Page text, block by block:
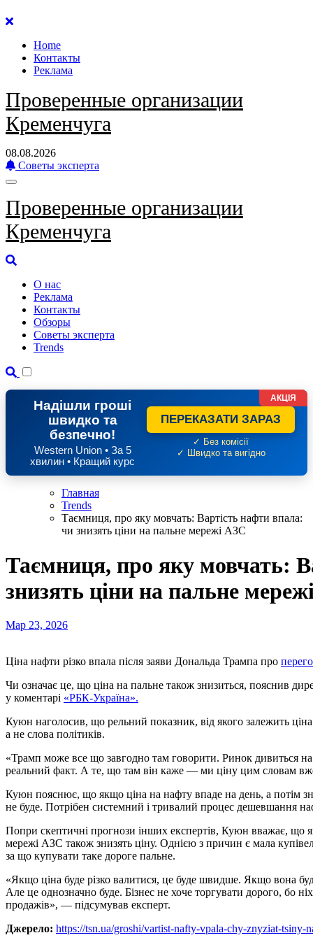
Перейти
содержанию
Home
Контакты
Реклама
Проверенные организации
Кременчуга
08.08.2026
Советы эксперта
Проверенные организации
Кременчуга
О нас
Реклама
Контакты
Обзоры
Советы эксперта
Trends
Надішли гроші
швидко та
безпечно!
Western Union • За 5
хвилин • Кращий курс
ПЕРЕКАЗАТИ ЗАРАЗ
✓ Без комісії
✓ Швидко та вигідно
АКЦІЯ
Главная
Trends
Таємниця, про яку мовчать: Вартість нафти впала:
чи знизять ціни на пальне мережі АЗС
Таємниця, про яку мовчать:
знизять ціни на пальне
Мар 23, 2026
Ціна нафти різко впала після заяви Дональда Трампа про
Чи означає це, що ціна на пальне також знизиться, пояснив
у коментарі «РБК-Україна».
Куюн наголосив, що рельний показник, від якого залежить
а не слова політиків.
«Трамп може все що завгодно там говорити. Ринок дивиться
реальний факт. А те, що там він каже — ми ціну цим словам
Куюн пояснює, що якщо ціна на нафту впаде на день, а потім
не буде. Потрібен системний і тривалий процес дешевшання
Попри скептичні прогнози інших експертів, Куюн вважає, що
мережі АЗС також знизять ціну. Однією з причин є мала
за що купувати таке дороге пальне.
«Якщо ціна буде різко валитися, це буде швидше. Якщо вона
Але це однозначно буде. Бізнес не хоче торгувати дорого, бо
продажів», — підсумував експерт.
Джерело: https://tsn.ua/groshi/vartist-nafty-vpala-chy-znyziat-tsiny-